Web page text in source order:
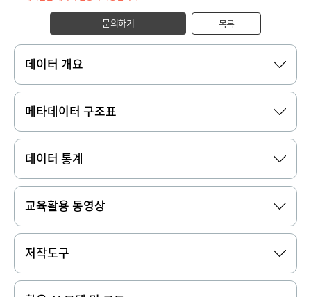
문의하기 목록
데이터 개요
메타데이터 구조표
데이터 통계
교육활용 동영상
저작도구